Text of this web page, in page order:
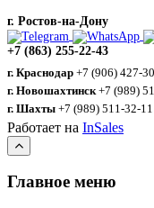
г. Ростов-на-Дону
+7 (863) 255-22-43
г. Краснодар +7 (906) 427-
г. Новошахтинск +7 (989)
г. Шахты +7 (989) 511-32-11
Работает на InSales
Главное меню